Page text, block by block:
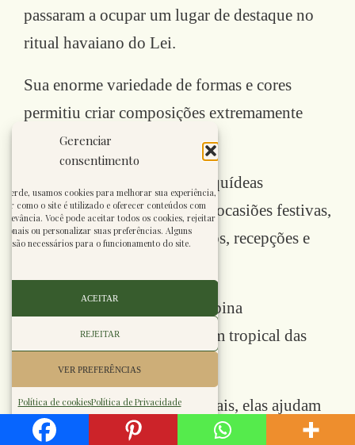
Gerenciar
consentimento
usamos cookies para melhorar sua experiência,
como o site é utilizado e oferecer conteúdos com
Você pode aceitar todos os cookies, rejeitar
ou personalizar suas preferências. Alguns
são necessários para o funcionamento do site.
ACEITAR
REJEITAR
VER PREFERÊNCIAS
Política de cookiesPolítica de Privacidade
passaram a ocupar um lugar de destaque no
ritual havaiano do Lei.
Sua enorme variedade de formas e cores
permitiu criar composições extremamente
elegantes.
Leis confeccionados com orquídeas
costumam ser oferecidos em ocasiões festivas,
como formaturas, aniversários, recepções e
Seu aspecto exuberante combina
perfeitamente com a paisagem tropical das
ilhas.
Mais do que flores ornamentais, elas ajudam
a mostrar como a tradição do Lei permanece